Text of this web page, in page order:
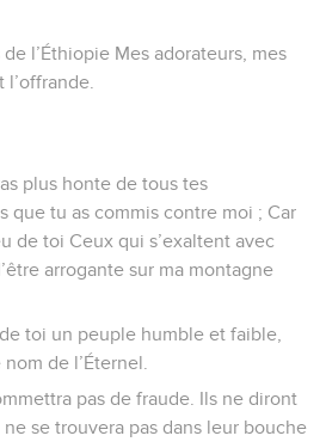
l’Éthiopie Mes adorateurs, mes
l’offrande.
plus honte de tous tes
que tu as commis contre moi ; Car
de toi Ceux qui s’exaltent avec
arrogante sur ma montagne
toi un peuple humble et faible,
de l’Éternel.
pas de fraude. Ils ne diront
se trouvera pas dans leur bouche